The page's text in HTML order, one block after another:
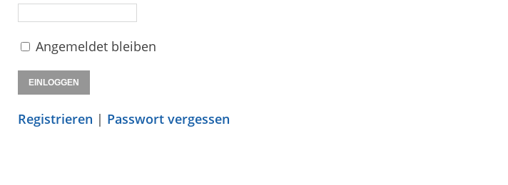
Angemeldet bleiben
Registrieren | Passwort vergessen